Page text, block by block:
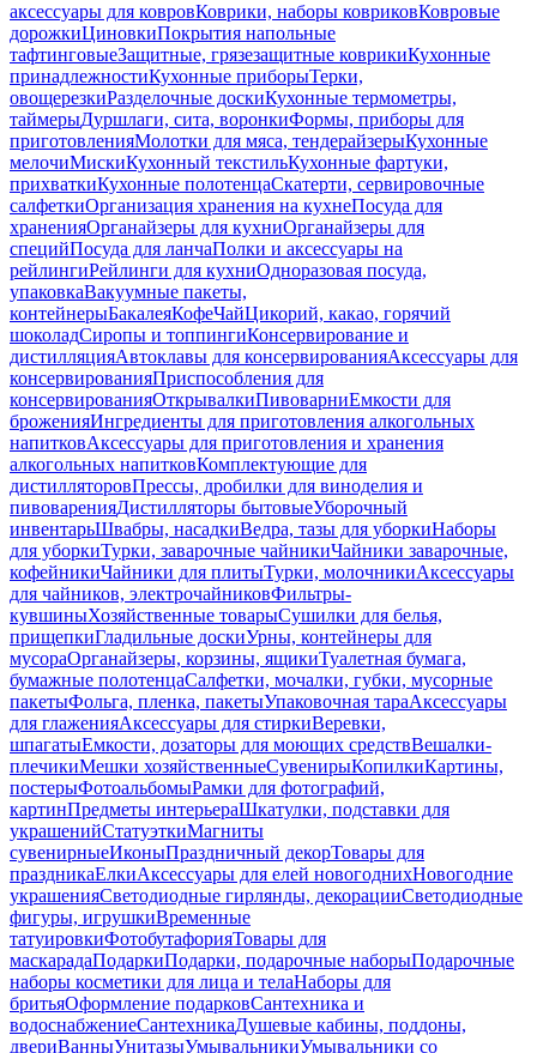
аксессуары для ковровКоврики, наборы ковриковКовровые
дорожкиЦиновкиПокрытия напольные
тафтинговыеЗащитные, грязезащитные коврикиКухонные
принадлежностиКухонные приборыТерки,
овощерезкиРазделочные доскиКухонные термометры,
таймерыДуршлаги, сита, воронкиФормы, приборы для
приготовленияМолотки для мяса, тендерайзерыКухонные
мелочиМискиКухонный текстильКухонные фартуки,
прихваткиКухонные полотенцаСкатерти, сервировочные
салфеткиОрганизация хранения на кухнеПосуда для
храненияОрганайзеры для кухниОрганайзеры для
специйПосуда для ланчаПолки и аксессуары на
рейлингиРейлинги для кухниОдноразовая посуда,
упаковкаВакуумные пакеты,
контейнерыБакалеяКофеЧайЦикорий, какао, горячий
шоколадСиропы и топпингиКонсервирование и
дистилляцияАвтоклавы для консервированияАксессуары для
консервированияПриспособления для
консервированияОткрывалкиПивоварниЕмкости для
броженияИнгредиенты для приготовления алкогольных
напитковАксессуары для приготовления и хранения
алкогольных напитковКомплектующие для
дистилляторовПрессы, дробилки для виноделия и
пивоваренияДистилляторы бытовыеУборочный
инвентарьШвабры, насадкиВедра, тазы для уборкиНаборы
для уборкиТурки, заварочные чайникиЧайники заварочные,
кофейникиЧайники для плитыТурки, молочникиАксессуары
для чайников, электрочайниковФильтры-
кувшиныХозяйственные товарыСушилки для белья,
прищепкиГладильные доскиУрны, контейнеры для
мусораОрганайзеры, корзины, ящикиТуалетная бумага,
бумажные полотенцаСалфетки, мочалки, губки, мусорные
пакетыФольга, пленка, пакетыУпаковочная тараАксессуары
для глаженияАксессуары для стиркиВеревки,
шпагатыЕмкости, дозаторы для моющих средствВешалки-
плечикиМешки хозяйственныеСувенирыКопилкиКартины,
постерыФотоальбомыРамки для фотографий,
картинПредметы интерьераШкатулки, подставки для
украшенийСтатуэткиМагниты
сувенирныеИконыПраздничный декорТовары для
праздникаЕлкиАксессуары для елей новогоднихНовогодние
украшенияСветодиодные гирлянды, декорацииСветодиодные
фигуры, игрушкиВременные
татуировкиФотобутафорияТовары для
маскарадаПодаркиПодарки, подарочные наборыПодарочные
наборы косметики для лица и телаНаборы для
бритьяОформление подарковСантехника и
водоснабжениеСантехникаДушевые кабины, поддоны,
двериВанныУнитазыУмывальникиУмывальники со